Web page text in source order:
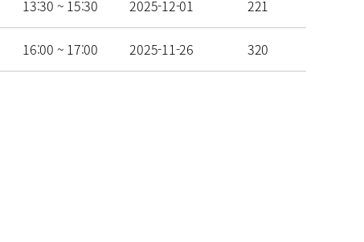
13:30 ~ 15:30 2025-12-01 221
16:00 ~ 17:00 2025-11-26 320